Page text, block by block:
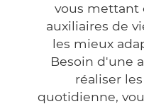
vous mettant
auxiliaires de
les mieux
Besoin d'une
réaliser
quotidienne,